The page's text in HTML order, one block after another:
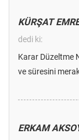
KÜRŞAT
dedi ki:
Karar Düzeltme
ve süresini
ERKAM